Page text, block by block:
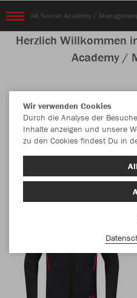
AK Soccer Academy /
Herzlich Willkommen
Academy /
Nachhaltig
Wir verwenden Cookies
Durch die Analyse der
Inhalte anzeigen und unsere
zu den Cookies findest Du in